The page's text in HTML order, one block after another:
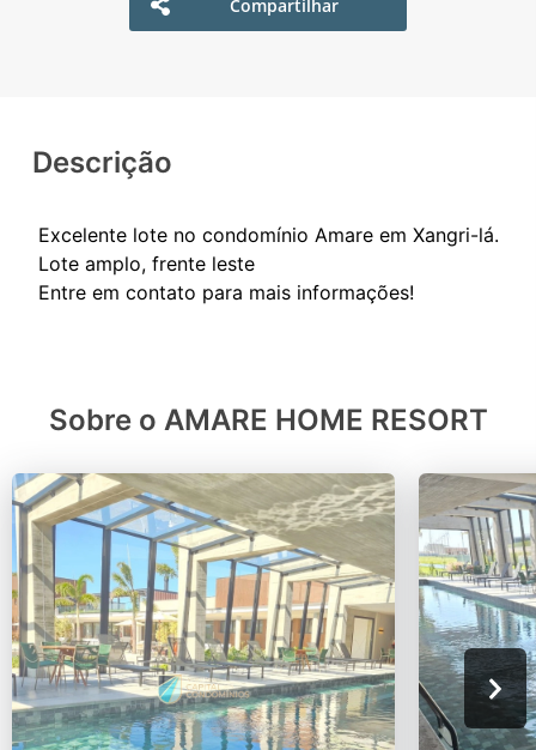
Compartilhar
Descrição
Excelente lote no condomínio Amare em Xangri-lá.
Lote amplo, frente leste
Sobre o AMARE HOME RESORT